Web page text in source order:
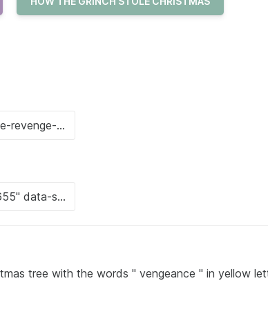
tree with the words " vengeance " in yellow